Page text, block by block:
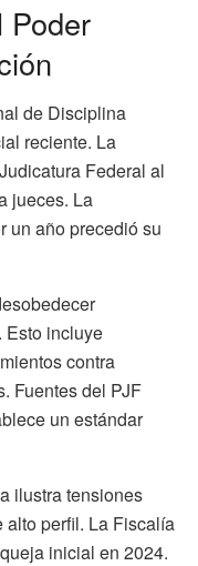
Poder
de Disciplina
reciente. La
Federal al
jueces. La
un año precedió su
Esto incluye
contra
Fuentes del PJF
un estándar
ilustra tensiones
alto perfil. La Fiscalía
inicial en 2024.